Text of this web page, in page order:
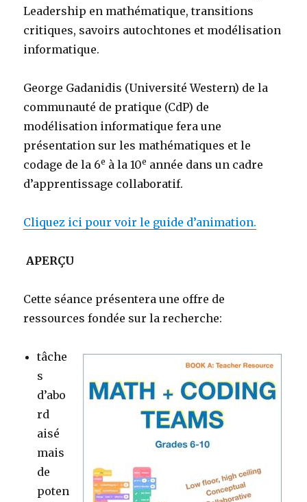
Leadership en mathématique, transitions
critiques, savoirs autochtones et modélisation
informatique.
George Gadanidis (Université Western) de la
communauté de pratique (CdP) de
modélisation informatique fera une
présentation sur les mathématiques et le
codage de la 6e à la 10e année dans un cadre
d’apprentissage collaboratif.
Cliquez ici pour voir le guide d’animation.
APERÇU
Cette séance présentera une offre de
ressources fondée sur la recherche:
tâche
s
d’abo
rd
aisé
mais
de
poten